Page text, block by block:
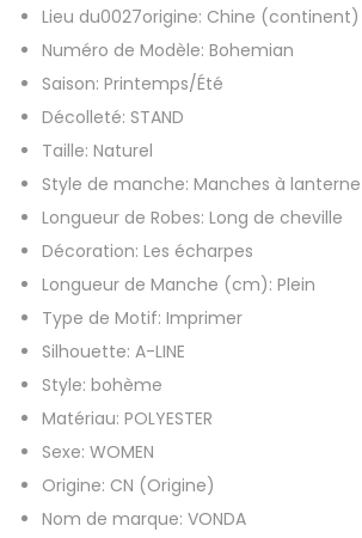
s
b
o
h
è
m
e
i
m
p
r
i
m
é
f
ê
Lieu du0027origine: Chine (continent)
Numéro de Modèle: Bohemian
Saison: Printemps/Été
Décolleté: STAND
Taille: Naturel
Style de manche: Manches à lanterne
Longueur de Robes: Long de cheville
Décoration: Les écharpes
Longueur de Manche (cm): Plein
Type de Motif: Imprimer
Silhouette: A-LINE
Style: bohème
Matériau: POLYESTER
Sexe: WOMEN
Origine: CN (Origine)
Nom de marque: VONDA